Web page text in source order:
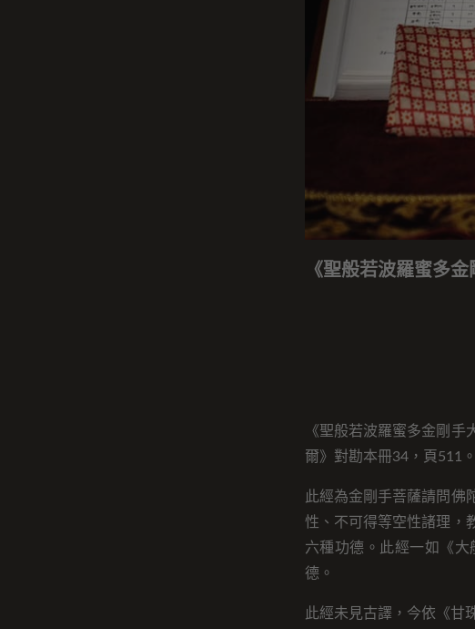
《聖般若波羅蜜多
《聖般若波羅蜜多金剛
爾》對勘本冊34，頁511。
此經為金剛手菩薩請問佛
性、不可得等空性諸理，
六種功德。此經一如《
德。
此經未見古譯，今依《甘